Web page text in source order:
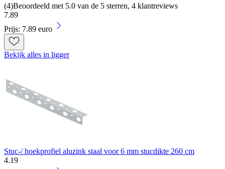
(4)Beoordeeld met 5.0 van de 5 sterren, 4 klantreviews
7.89
Prijs: 7.89 euro
Bekijk alles in ligger
Stuc-/ hoekprofiel aluzink staal voor 6 mm stucdikte 260 cm
4.19